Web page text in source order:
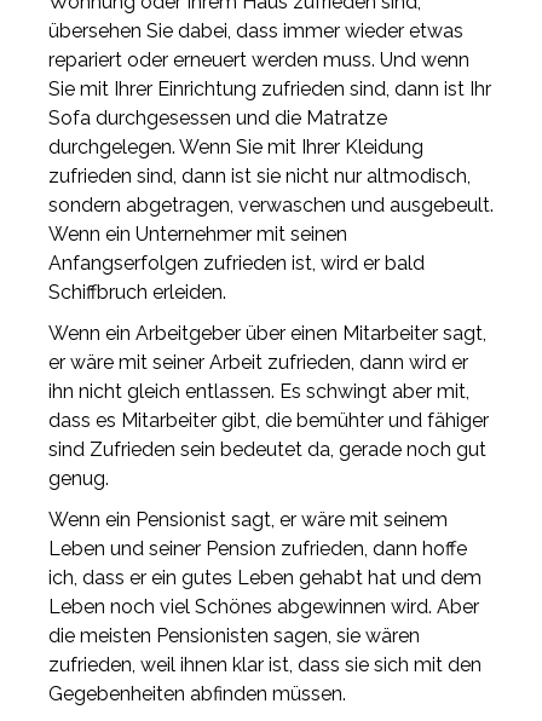
übersehen Sie dabei, dass immer wieder etwas
repariert oder erneuert werden muss. Und wenn
Sie mit Ihrer Einrichtung zufrieden sind, dann ist Ihr
Sofa durchgesessen und die Matratze
durchgelegen. Wenn Sie mit Ihrer Kleidung
zufrieden sind, dann ist sie nicht nur altmodisch,
sondern abgetragen, verwaschen und ausgebeult.
Wenn ein Unternehmer mit seinen
Anfangserfolgen zufrieden ist, wird er bald
Schiffbruch erleiden.
Wenn ein Arbeitgeber über einen Mitarbeiter sagt,
er wäre mit seiner Arbeit zufrieden, dann wird er
ihn nicht gleich entlassen. Es schwingt aber mit,
dass es Mitarbeiter gibt, die bemühter und fähiger
sind Zufrieden sein bedeutet da, gerade noch gut
genug.
Wenn ein Pensionist sagt, er wäre mit seinem
Leben und seiner Pension zufrieden, dann hoffe
ich, dass er ein gutes Leben gehabt hat und dem
Leben noch viel Schönes abgewinnen wird. Aber
die meisten Pensionisten sagen, sie wären
zufrieden, weil ihnen klar ist, dass sie sich mit den
Gegebenheiten abfinden müssen.